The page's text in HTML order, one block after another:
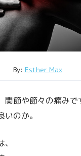
By: Esther Max
節や節々の痛みで
のか。